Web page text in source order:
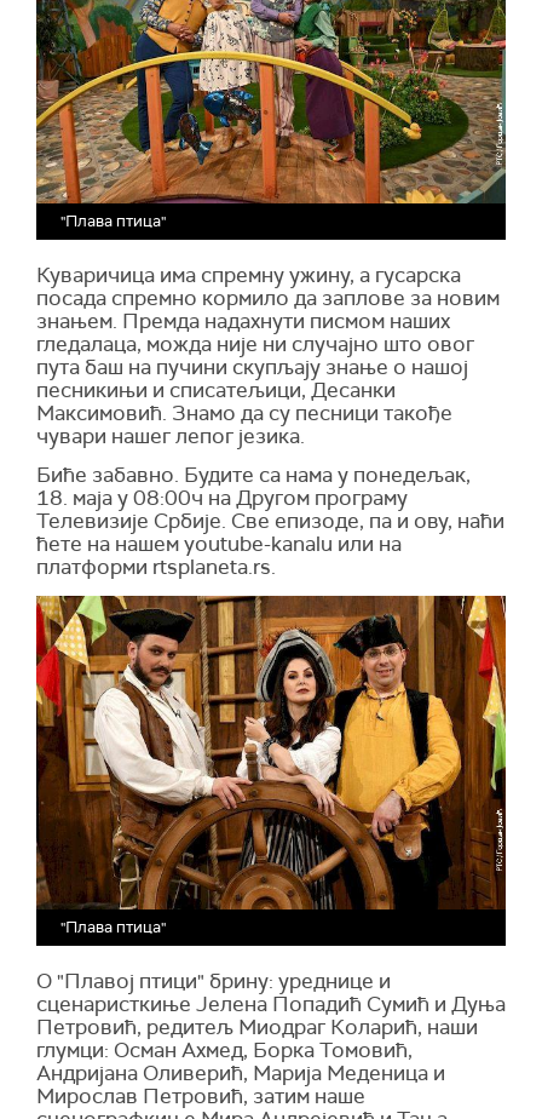
"Плава птица"
Куваричица има спремну ужину, а гусарска
посада спремно кормило да заплове за новим
знањем. Премда надахнути писмом наших
гледалаца, можда није ни случајно што овог
пута баш на пучини скупљају знање о нашој
песникињи и списатељици, Десанки
Максимовић. Знамо да су песници такође
чувари нашег лепог језика.
Биће забавно. Будите са нама у понедељак,
18. маја у 08:00ч на Другом програму
Телевизије Србије. Све епизоде, па и ову, наћи
ћете на нашем youtube-kanalu или на
платформи rtsplaneta.rs.
"Плава птица"
О "Плавој птици" брину: уреднице и
сценаристкиње Јелена Попадић Сумић и Дуња
Петровић, редитељ Миодраг Коларић, наши
глумци: Осман Ахмед, Борка Томовић,
Андријана Оливерић, Марија Меденица и
Мирослав Петровић, затим наше